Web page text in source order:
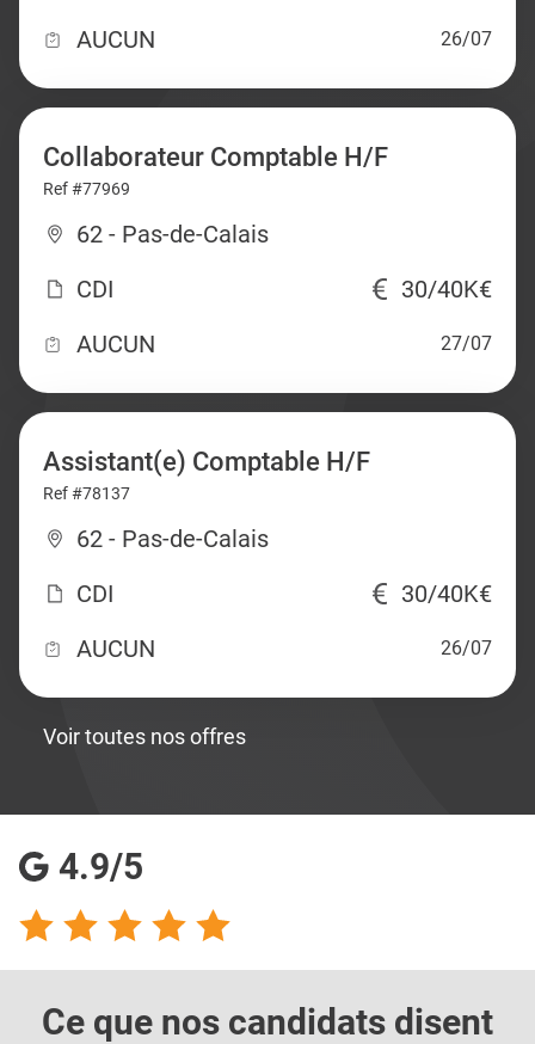
AUCUN
26/07
Collaborateur Comptable H/F
Ref #77969
62 - Pas-de-Calais
CDI
30/40K€
AUCUN
27/07
Assistant(e) Comptable H/F
Ref #78137
62 - Pas-de-Calais
CDI
30/40K€
AUCUN
26/07
Voir toutes nos offres
4.9/5
Ce que nos candidats disent